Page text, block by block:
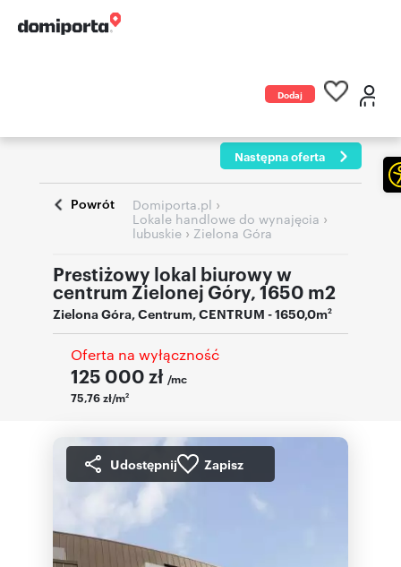
Dodaj
Następna oferta
Powrót Domiporta.pl ›
Lokale handlowe do wynajęcia ›
lubuskie › Zielona Góra
Prestiżowy lokal biurowy w
centrum Zielonej Góry, 1650 m2
Zielona Góra,Centrum,CENTRUM - 1650,0m2
Oferta na wyłączność
125 000 zł /mc
75,76 zł/m2
Udostępnij Zapisz